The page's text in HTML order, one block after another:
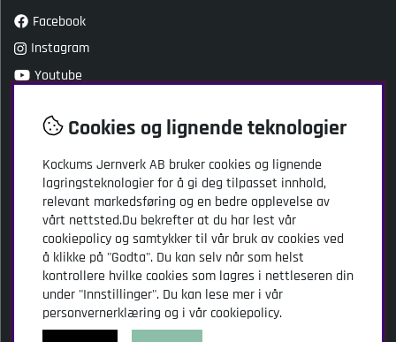
Facebook
Instagram
Youtube
Kockums Jernverk AB
Adresse: Stansgatan 2
SE-334 32 Anderstorp
Sverige
info@kockumsjernverk.se
Tlf: +46 20-10 31 41
Cookies og lignende teknologier
Kockums Jernverk AB bruker cookies og lignende
lagringsteknologier for å gi deg tilpasset innhold,
relevant markedsføring og en bedre opplevelse av
vårt nettsted.Du bekrefter at du har lest vår
cookiepolicy og samtykker til vår bruk av cookies ved
å klikke på "Godta". Du kan selv når som helst
kontrollere hvilke cookies som lagres i nettleseren din
under "Innstillinger". Du kan lese mer i vår
personvernerklæring og i vår cookiepolicy.